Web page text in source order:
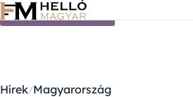
Ugrás a tartalomra
Hírek Magyarország